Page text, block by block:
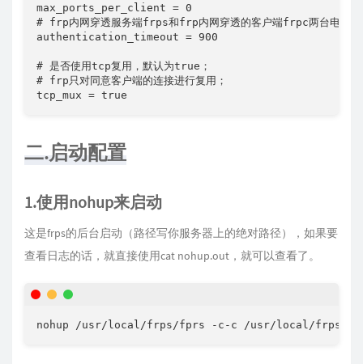
max_ports_per_client = 0
# frp内⽹穿透服务端frps和frp内⽹穿透的客户端frpc两台电脑的
authentication_timeout = 900
# 是否使用tcp复用，默认为true；
# frp只对同意客户端的连接进行复用；
tcp_mux = true
二.启动配置
1.使用nohup来启动
这是frps的后台启动（路径写你服务器上的绝对路径），如果要
查看日志的话，就直接使用cat nohup.out，就可以查看了。
nohup /usr/local/frps/fprs -c-c /usr/local/frps/